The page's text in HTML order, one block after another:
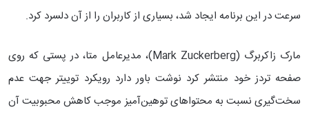
سرعت در این برنامه ایجاد شد، بسیاری از کاربران را از آن دلسرد کرد.
مارک زاکربرگ (Mark Zuckerberg)، مدیرعامل متا، در پستی که روی
صفحه تردز خود منتشر کرد نوشت باور دارد رویکرد توییتر جهت عدم
سخت‌گیری نسبت به محتواهای توهین‌آمیز موجب کاهش محبوبیت آن